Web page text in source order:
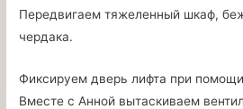
Передвигаем тяжеленный шкаф,
чердака.
Фиксируем дверь лифта при
Вместе с Анной вытаскиваем